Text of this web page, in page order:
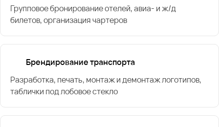
Групповое бронирование отелей, авиа- и ж/д
билетов, организация чартеров
Брендирование транспорта
Разработка, печать, монтаж и демонтаж логотипов,
таблички под лобовое стекло